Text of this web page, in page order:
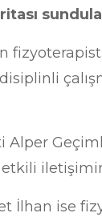
Alper
iletişimin
İlhan ise